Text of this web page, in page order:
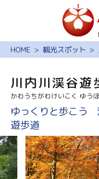
HOME 観光スポット
川内川渓谷遊
かわうちがわけいこく ゆう
ゆっくりと歩こう
遊歩道